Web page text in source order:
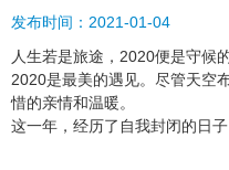
发布时间： 2021-01-04
人生若是旅途，2020便是守候
2020是最美的遇见。尽管天空
惜的亲情和温暖。
这一年，经历了自我封闭的日子